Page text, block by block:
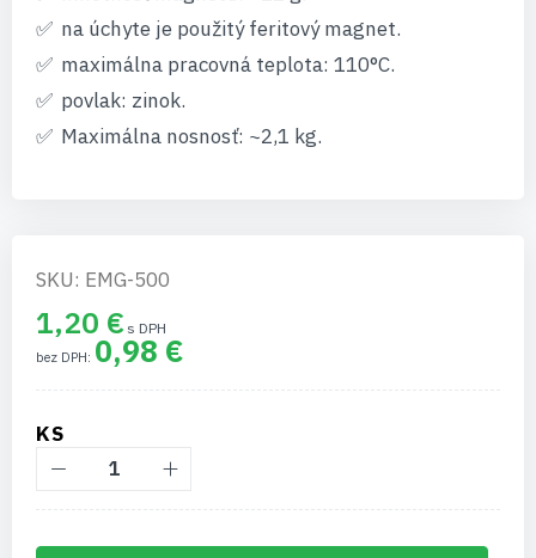
na úchyte je použitý feritový magnet.
maximálna pracovná teplota: 110°C.
povlak: zinok.
Maximálna nosnosť: ~2,1 kg.
SKU: EMG-500
1,20 €
0,98 €
KS